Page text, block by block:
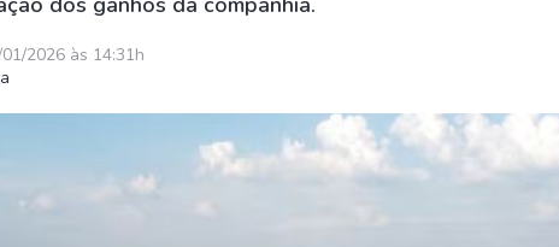
FIIs
XPML11
SMAL11
HASH11
2026 às 14:31h